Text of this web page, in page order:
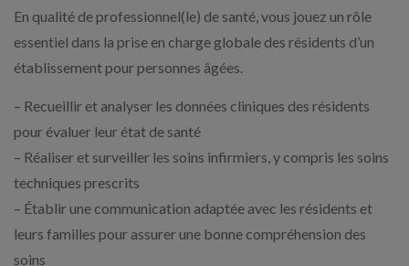
En qualité de professionnel(le) de santé, vous jouez un rôle
essentiel dans la prise en charge globale des résidents d’un
établissement pour personnes âgées.
– Recueillir et analyser les données cliniques des résidents
pour évaluer leur état de santé
– Réaliser et surveiller les soins infirmiers, y compris les soins
techniques prescrits
– Établir une communication adaptée avec les résidents et
leurs familles pour assurer une bonne compréhension des
soins